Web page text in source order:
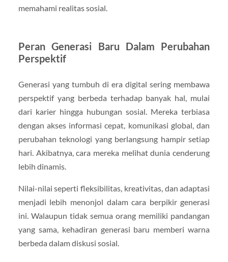
memahami realitas sosial.
Peran Generasi Baru Dalam Perubahan
Perspektif
Generasi yang tumbuh di era digital sering membawa
perspektif yang berbeda terhadap banyak hal, mulai
dari karier hingga hubungan sosial. Mereka terbiasa
dengan akses informasi cepat, komunikasi global, dan
perubahan teknologi yang berlangsung hampir setiap
hari. Akibatnya, cara mereka melihat dunia cenderung
lebih dinamis.
Nilai-nilai seperti fleksibilitas, kreativitas, dan adaptasi
menjadi lebih menonjol dalam cara berpikir generasi
ini. Walaupun tidak semua orang memiliki pandangan
yang sama, kehadiran generasi baru memberi warna
berbeda dalam diskusi sosial.